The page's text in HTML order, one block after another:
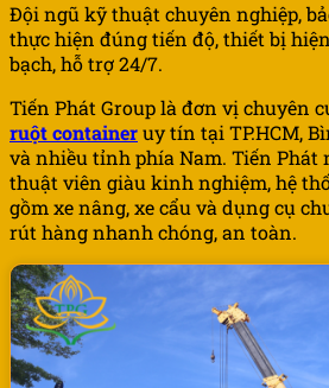
Đội ngũ kỹ thuật chuyên nghiệp,
thực hiện đúng tiến độ, thiết bị
bạch, hỗ trợ 24/7.
Tiến Phát Group là đơn vị chuyên
ruột containeruy tín tại TP.HCM,
và nhiều tỉnh phía Nam. Tiến Phát
thuật viên giàu kinh nghiệm, hệ
gồm xe nâng, xe cẩu và dụng cụ
rút hàng nhanh chóng, an toàn.